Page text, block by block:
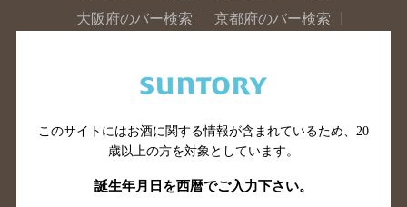
大阪府のバー検索
京都府のバー検索
滋賀県のバー検索
和歌山県のバー検索
山口県のバー検索
鳥取県のバー検索
島根県のバー検索
徳島県のバー検索
香川県のバー検索
愛媛県のバー検索
このサイトにはお酒に関する情報が含まれているため、 20
歳以上の方を対象としています。
誕生年月日を西暦でご入力下さい。